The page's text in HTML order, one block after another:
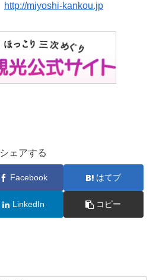
http://miyoshi-kankou.jp
シェアする
Facebook はてブ
LinkedIn コピー